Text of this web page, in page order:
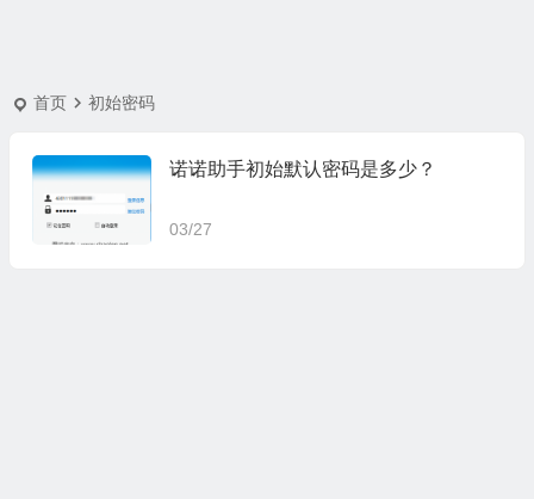
首页 初始密码
诺诺助手初始默认密码是多少？
03/27